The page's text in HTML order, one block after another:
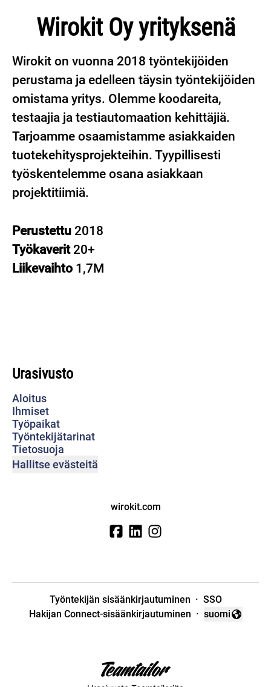
Wirokit Oy yrityksenä
Wirokit on vuonna 2018 työntekijöiden
perustama ja edelleen täysin työntekijöiden
omistama yritys. Olemme koodareita,
testaajia ja testiautomaation kehittäjiä.
Tarjoamme osaamistamme asiakkaiden
tuotekehitysprojekteihin. Tyypillisesti
työskentelemme osana asiakkaan
projektitiimiä.
Perustettu 2018
Työkaverit20+
Liikevaihto 1,7M
Urasivusto
Aloitus
Ihmiset
Työpaikat
Työntekijätarinat
Tietosuoja
Hallitse evästeitä
wirokit.com
Työntekijän sisäänkirjautuminen · SSO
Hakijan Connect-sisäänkirjautuminen ·
Vaihda kieli
suomi